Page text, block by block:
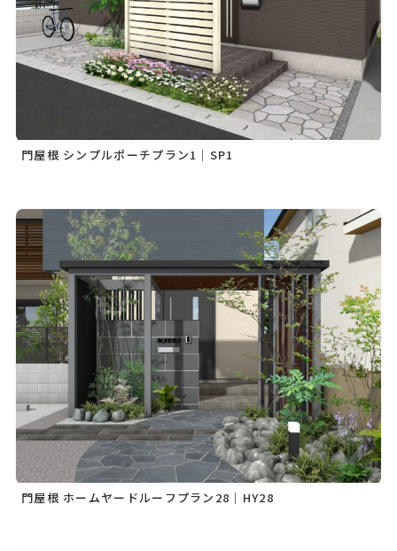
門屋根 シンプルポーチプラン1｜SP1
門屋根 ホームヤードルーフプラン28｜HY28